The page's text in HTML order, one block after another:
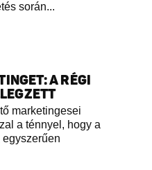
során...
A RÉGI
marketingesei
a ténnyel, hogy a